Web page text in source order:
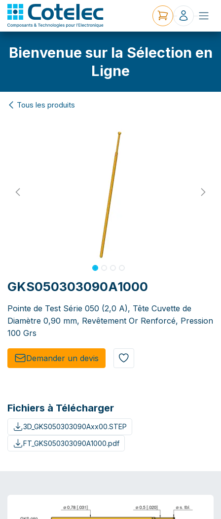
Bienvenue sur la Sélection en
Ligne
Tous les produits
GKS050303090A1000
Pointe de Test Série 050 (2,0 A), Tête Cuvette de
Diamètre 0,90 mm, Revêtement Or Renforcé, Pression
100 Grs
Demander un de​​vis​​
Fichiers à Télécharger
3D_GKS050303090Axx00.STEP
FT_GKS050303090A1000.pdf